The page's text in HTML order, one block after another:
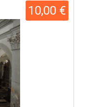
10,00 €